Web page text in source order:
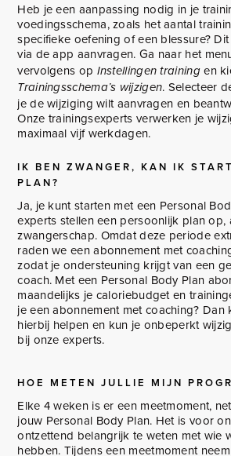
Heb je een aanpassing nodig in je
voedingsschema, zoals het aantal
specifieke oefening of een blessure?
via de app aanvragen. Ga naar het
vervolgens op Instellingen trainingen
Trainingsschema’s wijzigen. Selecteer
je de wijziging wilt aanvragen en
Onze trainingsexperts verwerken je
maximaal vijf werkdagen.
IK BEN ZWANGER, KAN IK
PLAN?
Ja, je kunt starten met een Personal
experts stellen een persoonlijk plan
zwangerschap. Omdat deze periode
raden we een abonnement met
zodat je ondersteuning krijgt van een
coach. Met een Personal Body Plan
maandelijks je caloriebudget en
je een abonnement met coaching? Dan
hierbij helpen en kun je onbeperkt
bij onze experts.
HOE METEN JULLIE MIJN
Elke 4 weken is er een meetmoment,
jouw Personal Body Plan. Het is voor
ontzettend belangrijk te weten met wie
hebben. Tijdens een meetmoment